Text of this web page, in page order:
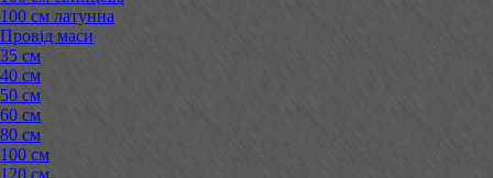
100 см латунна
Провід маси
35 см
40 см
50 см
60 см
80 см
100 см
120 см